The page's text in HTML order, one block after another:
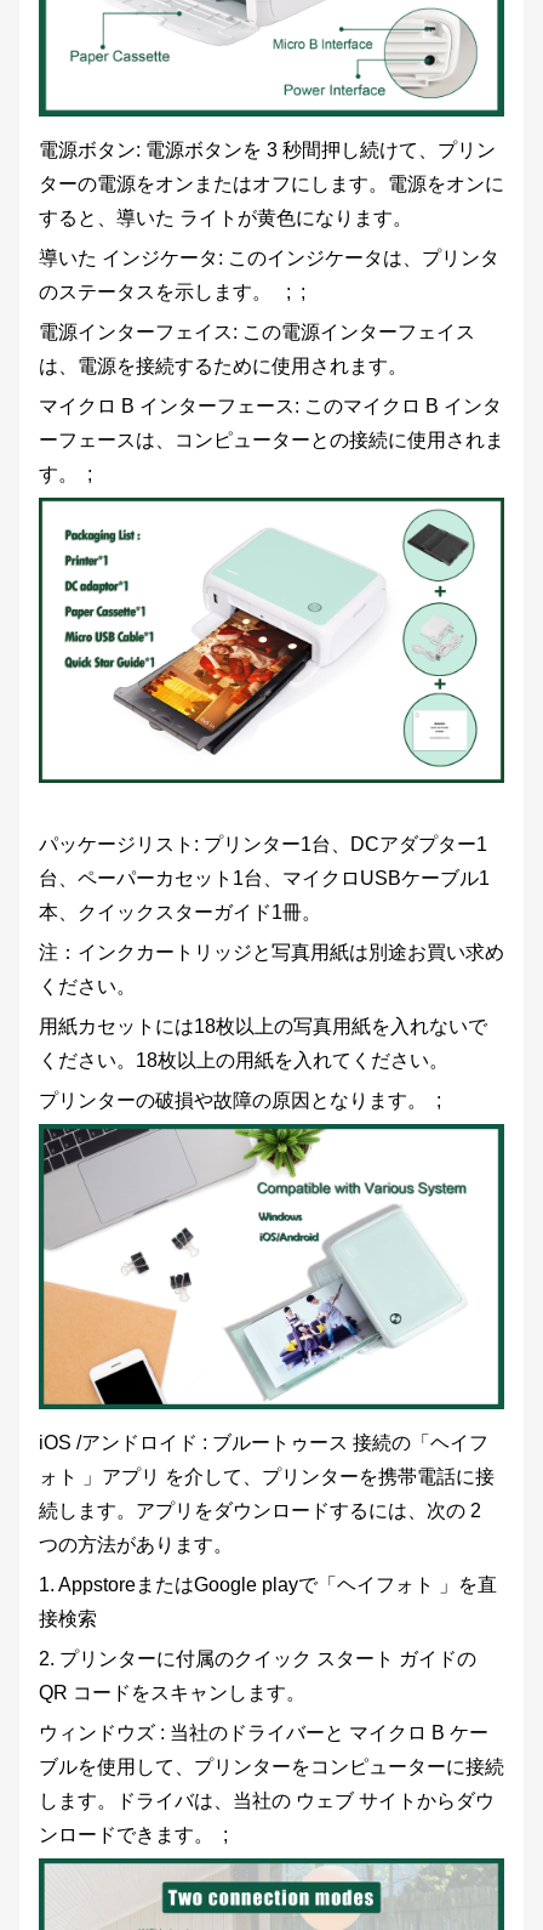
電源ボタン: 電源ボタンを 3 秒間押し続けて、プリン
ターの電源をオンまたはオフにします。電源をオンに
すると、導いた ライトが黄色になります。
導いた インジケータ: このインジケータは、プリンタ
のステータスを示します。 ; ;
電源インターフェイス: この電源インターフェイス
は、電源を接続するために使用されます。
マイクロ B インターフェース: このマイクロ B インタ
ーフェースは、コンピューターとの接続に使用されま
す。 ;
パッケージリスト: プリンター1台、DCアダプター1
台、ペーパーカセット1台、マイクロUSBケーブル1
本、クイックスターガイド1冊。
注：インクカートリッジと写真用紙は別途お買い求め
ください。
用紙カセットには18枚以上の写真用紙を入れないで
ください。18枚以上の用紙を入れてください。
プリンターの破損や故障の原因となります。 ;
iOS /アンドロイド : ブルートゥース 接続の「ヘイフ
ォト 」アプリ を介して、プリンターを携帯電話に接
続します。アプリをダウンロードするには、次の 2
つの方法があります。
1. AppstoreまたはGoogle playで「ヘイフォト 」を直
接検索
2. プリンターに付属のクイック スタート ガイドの
QR コードをスキャンします。
ウィンドウズ : 当社のドライバーと マイクロ B ケー
ブルを使用して、プリンターをコンピューターに接続
します。ドライバは、当社の ウェブ サイトからダウ
ンロードできます。 ;